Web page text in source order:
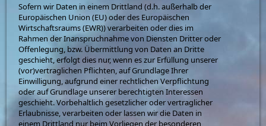
Sofern wir Daten in einem Drittland (d.h. außerhalb der
Europäischen Union (EU) oder des Europäischen
Wirtschaftsraums (EWR)) verarbeiten oder dies im
Rahmen der Inanspruchnahme von Diensten Dritter oder
Offenlegung, bzw. Übermittlung von Daten an Dritte
geschieht, erfolgt dies nur, wenn es zur Erfüllung unserer
(vor)vertraglichen Pflichten, auf Grundlage Ihrer
Einwilligung, aufgrund einer rechtlichen Verpflichtung
oder auf Grundlage unserer berechtigten Interessen
geschieht. Vorbehaltlich gesetzlicher oder vertraglicher
Erlaubnisse, verarbeiten oder lassen wir die Daten in
einem Drittland nur beim Vorliegen der besonderen